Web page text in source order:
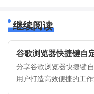
继续阅读
谷歌浏览器快捷键自
分享谷歌浏览器快捷键
用户打造高效便捷的工作